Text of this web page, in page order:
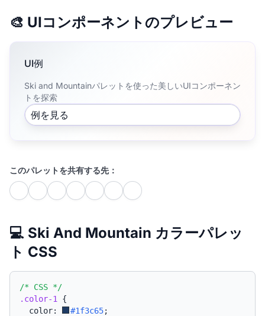
🎨 UIコンポーネントのプレビュー
UI例
Ski and Mountainパレットを使った美しいUIコンポーネン
トを探索
例を見る
このパレットを共有する先：
💻 Ski And Mountain カラーパレッ
ト CSS
/* CSS */
.color-1
{
  color:
#1f3c65;